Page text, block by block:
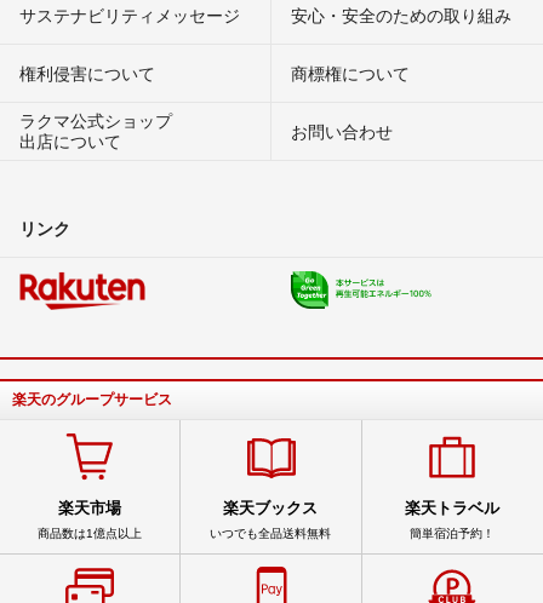
サステナビリティメッセージ 安心・安全のための取り組み
権利侵害について
商標権について
ラクマ公式ショップ
出店について
お問い合わせ
リンク
楽天のグループサービス
楽天市場
商品数は1億点以上
楽天ブックス
いつでも全品送料無料
楽天トラベル
簡単宿泊予約！